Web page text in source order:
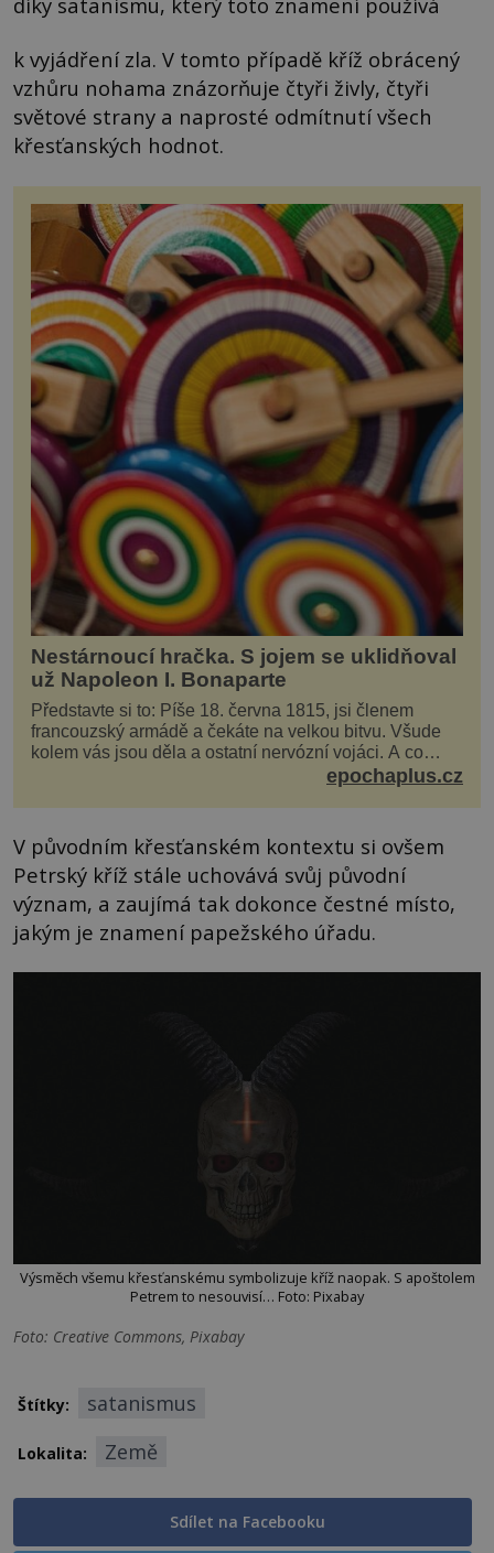
k vyjádření zla. V tomto případě kříž obrácený
vzhůru nohama znázorňuje čtyři živly, čtyři
světové strany a naprosté odmítnutí všech
křesťanských hodnot.
Nestárnoucí hračka. S jojem se uklidňoval
už Napoleon I. Bonaparte
Představte si to: Píše 18. června 1815, jsi členem
francouzský armádě a čekáte na velkou bitvu. Všude
kolem vás jsou děla a ostatní nervózní vojáci. A co
děláte vy? Hrajete si… s jojem! Zdá se v...epochaplus.cz
V původním křesťanském kontextu si ovšem
Petrský kříž stále uchovává svůj původní
význam, a zaujímá tak dokonce čestné místo,
jakým je znamení papežského úřadu.
Výsměch všemu křesťanskému symbolizuje kříž naopak. S apoštolem
Petrem to nesouvisí… Foto: Pixabay
Foto: Creative Commons, Pixabay
Štítky: satanismus
Lokalita: Země
Sdílet na Facebooku